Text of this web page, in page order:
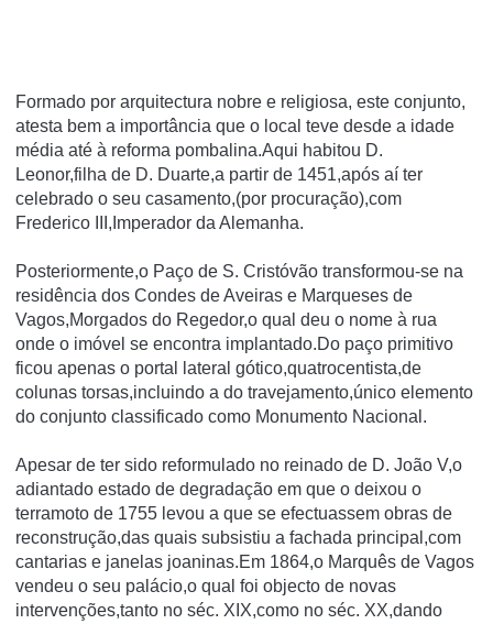
Formado por arquitectura nobre e religiosa, este conjunto,
atesta bem a importância que o local teve desde a idade
média até à reforma pombalina.Aqui habitou D.
Leonor,filha de D. Duarte,a partir de 1451,após aí ter
celebrado o seu casamento,(por procuração),com
Frederico III,Imperador da Alemanha.
Posteriormente,o Paço de S. Cristóvão transformou-se na
residência dos Condes de Aveiras e Marqueses de
Vagos,Morgados do Regedor,o qual deu o nome à rua
onde o imóvel se encontra implantado.Do paço primitivo
ficou apenas o portal lateral gótico,quatrocentista,de
colunas torsas,incluindo a do travejamento,único elemento
do conjunto classificado como Monumento Nacional.
Apesar de ter sido reformulado no reinado de D. João V,o
adiantado estado de degradação em que o deixou o
terramoto de 1755 levou a que se efectuassem obras de
reconstrução,das quais subsistiu a fachada principal,com
cantarias e janelas joaninas.Em 1864,o Marquês de Vagos
vendeu o seu palácio,o qual foi objecto de novas
intervenções,tanto no séc. XIX,como no séc. XX,dando